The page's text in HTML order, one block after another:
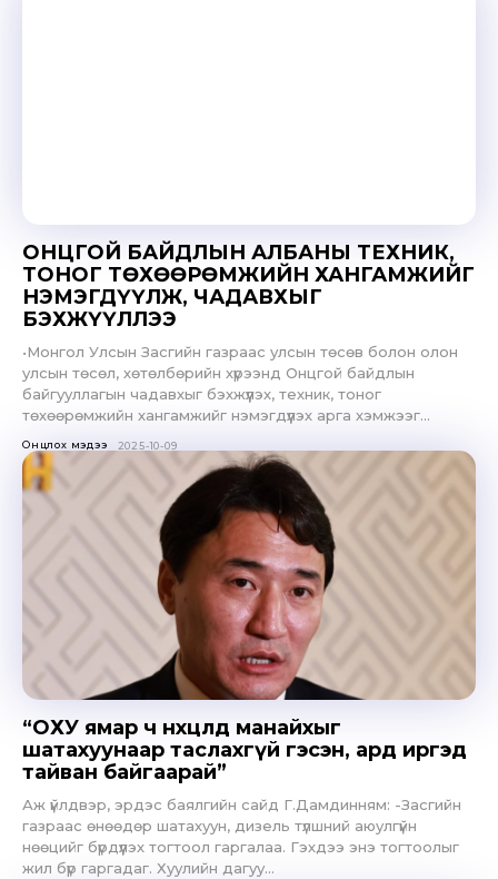
ОНЦГОЙ БАЙДЛЫН АЛБАНЫ ТЕХНИК,
ТОНОГ ТӨХӨӨРӨМЖИЙН ХАНГАМЖИЙГ
НЭМЭГДҮҮЛЖ, ЧАДАВХЫГ
БЭХЖҮҮЛЛЭЭ
•Монгол Улсын Засгийн газраас улсын төсөв болон олон
улсын төсөл, хөтөлбөрийн хүрээнд Онцгой байдлын
байгууллагын чадавхыг бэхжүүлэх, техник, тоног
төхөөрөмжийн хангамжийг нэмэгдүүлэх арга хэмжээг...
Онцлох мэдээ 2025-10-09
“ОХУ ямар ч нөхцөлд манайхыг
шатахуунаар таслахгүй гэсэн, ард иргэд
тайван байгаарай”
Аж үйлдвэр, эрдэс баялгийн сайд Г.Дамдинням: -Засгийн
газраас өнөөдөр шатахуун, дизель түлшний аюулгүйн
нөөцийг бүрдүүлэх тогтоол гаргалаа. Гэхдээ энэ тогтоолыг
жил бүр гаргадаг. Хуулийн дагуу...